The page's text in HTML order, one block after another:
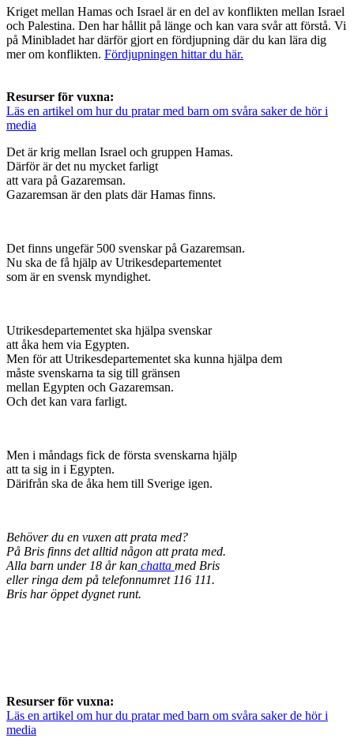
Kriget mellan Hamas och Israel är en del av konflikten mellan Israel
och Palestina. Den har hållit på länge och kan vara svår att förstå. Vi
på Minibladet har därför gjort en fördjupning där du kan lära dig
mer om konflikten. Fördjupningen hittar du här.
Resurser för vuxna:
Läs en artikel om hur du pratar med barn om svåra saker de hör i
media
Det är krig mellan Israel och gruppen Hamas.
Därför är det nu mycket farligt
att vara på Gazaremsan.
Gazaremsan är den plats där Hamas finns.
Det finns ungefär 500 svenskar på Gazaremsan.
Nu ska de få hjälp av Utrikesdepartementet
som är en svensk myndighet.
Utrikesdepartementet ska hjälpa svenskar
att åka hem via Egypten.
Men för att Utrikesdepartementet ska kunna hjälpa dem
måste svenskarna ta sig till gränsen
mellan Egypten och Gazaremsan.
Och det kan vara farligt.
Men i måndags fick de första svenskarna hjälp
att ta sig in i Egypten.
Därifrån ska de åka hem till Sverige igen.
Behöver du en vuxen att prata med?
På Bris finns det alltid någon att prata med.
Alla barn under 18 år kan chatta med Bris
eller ringa dem på telefonnumret 116 111.
Bris har öppet dygnet runt.
Resurser för vuxna:
Läs en artikel om hur du pratar med barn om svåra saker de hör i
media